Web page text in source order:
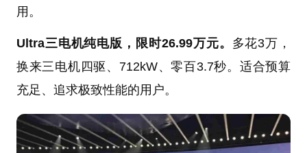
用。
Ultra三电机纯电版，限时26.99万元。 多花3万，
换来三电机四驱、712kW、零百3.7秒。适合预算
充足、追求极致性能的用户。